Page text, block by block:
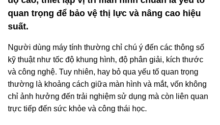
quan trọng để bảo vệ thị lực và nâng cao hiệu
suất.
Người dùng máy tính thường chỉ chú ý đến các thông số
kỹ thuật như tốc độ khung hình, độ phân giải, kích thước
và công nghệ. Tuy nhiên, hay bỏ qua yếu tố quan trọng
thường là khoảng cách giữa màn hình và mắt, vốn không
chỉ ảnh hưởng đến trải nghiệm sử dụng mà còn liên quan
trực tiếp đến sức khỏe và công thái học.